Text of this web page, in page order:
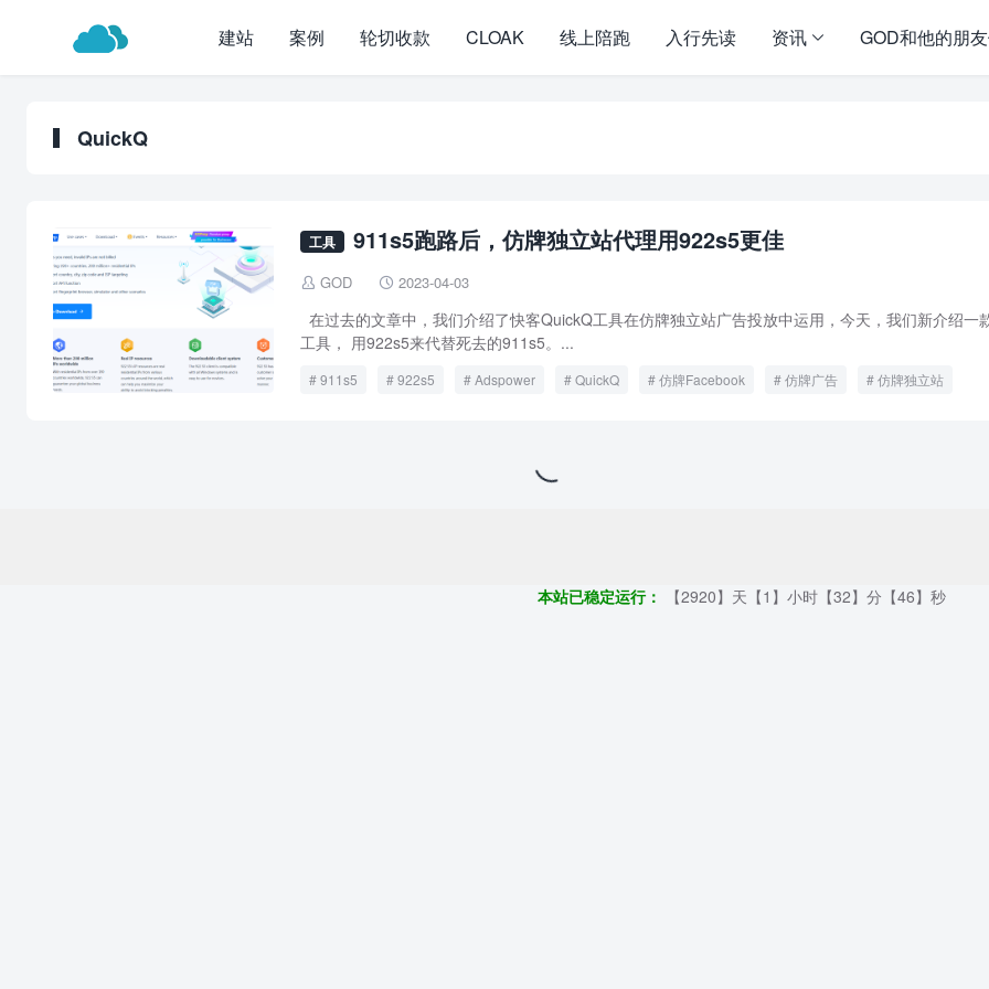
建站 案例 轮切收款 CLOAK 线上陪跑 入行先读 资讯 GOD和他的朋
QuickQ
工具 911s5跑路后，仿牌独立站代理用922s5更佳
 GOD  2023-04-03
在过去的文章中，我们介绍了快客QuickQ工具在仿牌独立站广告投放中运用，今天，我们新介绍一
工具， 用922s5来代替死去的911s5。...
911s5 922s5 Adspower QuickQ 仿牌Facebook 仿牌广告 仿牌独立站
本站已稳定运行： 【2920】天【1】小时【32】分【46】秒